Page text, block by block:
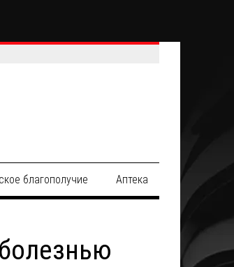
благополучие Аптека